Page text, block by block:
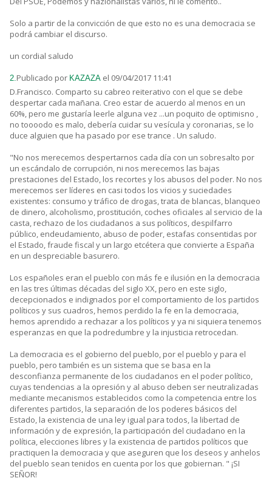
Solo a partir de la convicción de que esto no es una democracia se
podrá cambiar el discurso.
un cordial saludo
2.Publicado por KAZAZA el 09/04/2017 11:41
D.Francisco. Comparto su cabreo reiterativo con el que se debe
despertar cada mañana. Creo estar de acuerdo al menos en un
60%, pero me gustaría leerle alguna vez ...un poquito de optimisno ,
no toooodo es malo, debería cuidar su vesícula y coronarias, se lo
duce alguien que ha pasado por ese trance . Un saludo.
"No nos merecemos despertarnos cada día con un sobresalto por
un escándalo de corrupción, ni nos merecemos las bajas
prestaciones del Estado, los recortes y los abusos del poder. No nos
merecemos ser líderes en casi todos los vicios y suciedades
existentes: consumo y tráfico de drogas, trata de blancas, blanqueo
de dinero, alcoholismo, prostitución, coches oficiales al servicio de la
casta, rechazo de los ciudadanos a sus políticos, despilfarro
público, endeudamiento, abuso de poder, estafas consentidas por
el Estado, fraude fiscal y un largo etcétera que convierte a España
en un despreciable basurero.
Los españoles eran el pueblo con más fe e ilusión en la democracia
en las tres últimas décadas del siglo XX, pero en este siglo,
decepcionados e indignados por el comportamiento de los partidos
políticos y sus cuadros, hemos perdido la fe en la democracia,
hemos aprendido a rechazar a los políticos y ya ni siquiera tenemos
esperanzas en que la podredumbre y la injusticia retrocedan.
La democracia es el gobierno del pueblo, por el pueblo y para el
pueblo, pero también es un sistema que se basa en la
desconfianza permanente de los ciudadanos en el poder político,
cuyas tendencias a la opresión y al abuso deben ser neutralizadas
mediante mecanismos establecidos como la competencia entre los
diferentes partidos, la separación de los poderes básicos del
Estado, la existencia de una ley igual para todos, la libertad de
información y de expresión, la participación del ciudadano en la
política, elecciones libres y la existencia de partidos políticos que
practiquen la democracia y que aseguren que los deseos y anhelos
del pueblo sean tenidos en cuenta por los que gobiernan. " ¡SI
SEÑOR!